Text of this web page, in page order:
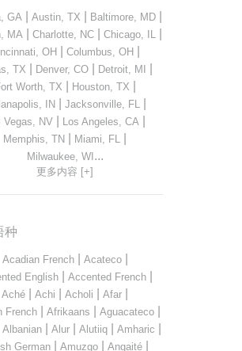
GA Austin, TX Baltimore, MD|
MA Charlotte, NC| Chicago, IL
OH| Columbus, OH|
TX Denver, CO| Detroit, MI
Worth, TX Houston, TX
IN| Jacksonville, FL
Vegas, NV Los Angeles, CA
Memphis, TN Miami, FL
Milwaukee, WI ...
更多内容 [+]
种
Acadian French| Acateco|
English| Accented French|
Aché Achi Acholi Afar
French| Afrikaans Aguacateco|
Albanian| Alur| Alutiiq| Amharic
German| Amuzgo| Angaité|